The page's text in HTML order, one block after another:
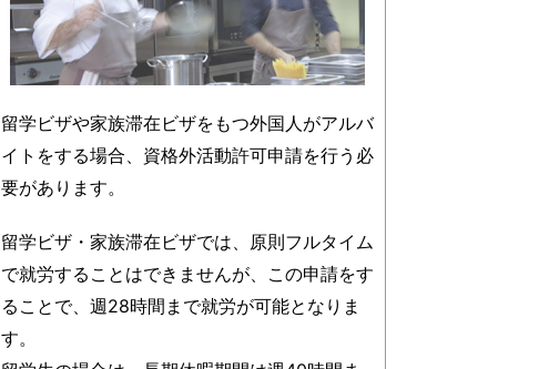
留学ビザや家族滞在ビザをもつ外国人がアルバ
イトをする場合、資格外活動許可申請を行う必
要があります。
留学ビザ・家族滞在ビザでは、原則フルタイム
で就労することはできませんが、この申請をす
ることで、週28時間まで就労が可能となりま
す。